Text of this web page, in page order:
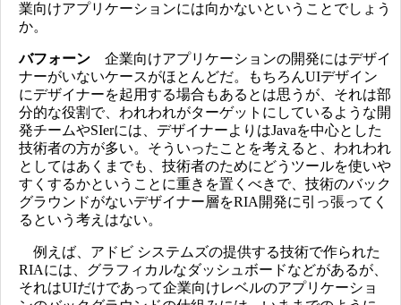
業向けアプリケーションには向かないということでしょう
か。
バフォーン 企業向けアプリケーションの開発にはデザイ
ナーがいないケースがほとんどだ。もちろんUIデザイン
にデザイナーを起用する場合もあるとは思うが、それは部
分的な役割で、われわれがターゲットにしているような開
発チームやSIerには、デザイナーよりはJavaを中心とした
技術者の方が多い。そういったことを考えると、われわれ
としてはあくまでも、技術者のためにどうツールを使いや
すくするかということに重きを置くべきで、技術のバック
グラウンドがないデザイナー層をRIA開発に引っ張ってく
るという考えはない。
例えば、アドビ システムズの提供する技術で作られた
RIAには、グラフィカルなダッシュボードなどがあるが、
それはUIだけであって企業向けレベルのアプリケーショ